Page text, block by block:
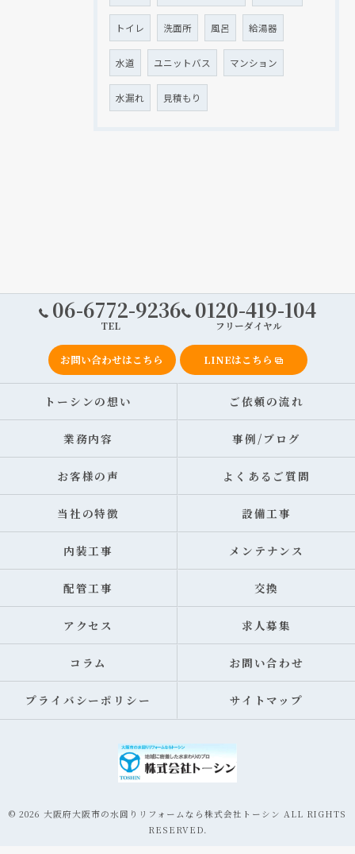
トイレ 洗面所 風呂 給湯器
水道 ユニットバス マンション
水漏れ 見積もり
06-6772-9236
TEL
0120-419-104
フリーダイヤル
お問い合わせはこちら LINEはこちら
トーシンの想い ご依頼の流れ
業務内容 事例/ブログ
お客様の声 よくあるご質問
当社の特徴 設備工事
内装工事 メンテナンス
配管工事 交換
アクセス 求人募集
コラム お問い合わせ
プライバシーポリシー サイトマップ
© 2026 大阪府大阪市の水回りリフォームなら株式会社トーシン ALL RIGHTS
RESERVED.